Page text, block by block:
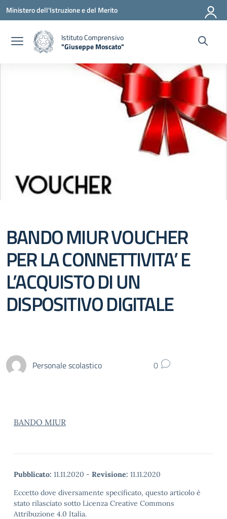
Vai ai contenuti
Vai al menu di navigazione
Vai al footer
Ministero dell'Istruzione e del Merito
Istituto Comprensivo
"Giuseppe Moscato"
BANDO MIUR VOUCHER
PER LA CONNETTIVITA’ E
L’ACQUISTO DI UN
DISPOSITIVO DIGITALE
Personale scolastico 0
BANDO MIUR
Pubblicato: 11.11.2020 - Revisione: 11.11.2020
Eccetto dove diversamente specificato, questo articolo è
stato rilasciato sotto Licenza Creative Commons
Attribuzione 4.0 Italia.